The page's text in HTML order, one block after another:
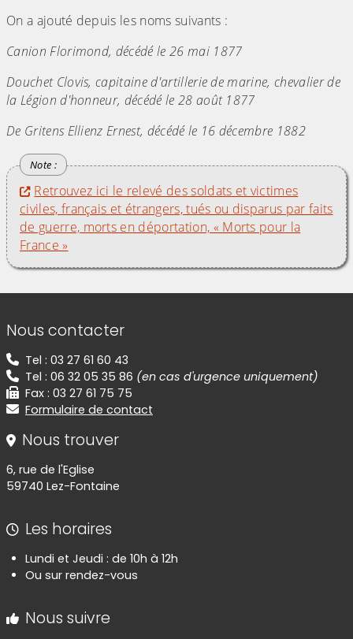
On a ajouté depuis les noms suivants :
Canion Florimond, décédé le 26 mai 1877
Douchet Clovis, capitaine d'artillerie de marine, chevalier de
la Légion d'honneur, décédé le 28 août 1877
De Gritens Ellienz Ernest, décédé le 16 décembre 1882
Retrouvez ici le relevé des soldats et victimes
civiles, français et étrangers, tués ou disparus par faits
de guerre, morts en déportation, « Morts pour la
France »
Informations de contact
Nous contacter
Tel : 03 27 61 60 43
Tel : 06 32 05 35 86 (en cas d'urgence uniquement)
Fax : 03 27 61 75 75
Formulaire de contact
Nous trouver
6, rue de l'Eglise
59740 Lez-Fontaine
Les horaires
Lundi et Jeudi : de 10h à 12h
Ou sur rendez-vous
Nous suivre